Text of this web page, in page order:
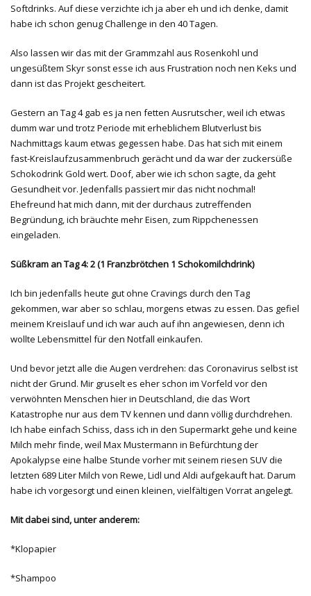
Softdrinks. Auf diese verzichte ich ja aber eh und ich denke, damit
habe ich schon genug Challenge in den 40 Tagen.
Also lassen wir das mit der Grammzahl aus Rosenkohl und
ungesüßtem Skyr sonst esse ich aus Frustration noch nen Keks und
dann ist das Projekt gescheitert.
Gestern an Tag 4 gab es ja nen fetten Ausrutscher, weil ich etwas
dumm war und trotz Periode mit erheblichem Blutverlust bis
Nachmittags kaum etwas gegessen habe. Das hat sich mit einem
fast-Kreislaufzusammenbruch gerächt und da war der zuckersüße
Schokodrink Gold wert. Doof, aber wie ich schon sagte, da geht
Gesundheit vor. Jedenfalls passiert mir das nicht nochmal!
Ehefreund hat mich dann, mit der durchaus zutreffenden
Begründung, ich bräuchte mehr Eisen, zum Rippchenessen
eingeladen.
Süßkram an Tag 4: 2 (1 Franzbrötchen 1 Schokomilchdrink)
Ich bin jedenfalls heute gut ohne Cravings durch den Tag
gekommen, war aber so schlau, morgens etwas zu essen. Das gefiel
meinem Kreislauf und ich war auch auf ihn angewiesen, denn ich
wollte Lebensmittel für den Notfall einkaufen.
Und bevor jetzt alle die Augen verdrehen: das Coronavirus selbst ist
nicht der Grund. Mir gruselt es eher schon im Vorfeld vor den
verwöhnten Menschen hier in Deutschland, die das Wort
Katastrophe nur aus dem TV kennen und dann völlig durchdrehen.
Ich habe einfach Schiss, dass ich in den Supermarkt gehe und keine
Milch mehr finde, weil Max Mustermann in Befürchtung der
Apokalypse eine halbe Stunde vorher mit seinem riesen SUV die
letzten 689 Liter Milch von Rewe, Lidl und Aldi aufgekauft hat. Darum
habe ich vorgesorgt und einen kleinen, vielfältigen Vorrat angelegt.
Mit dabei sind, unter anderem:
*Klopapier
*Shampoo